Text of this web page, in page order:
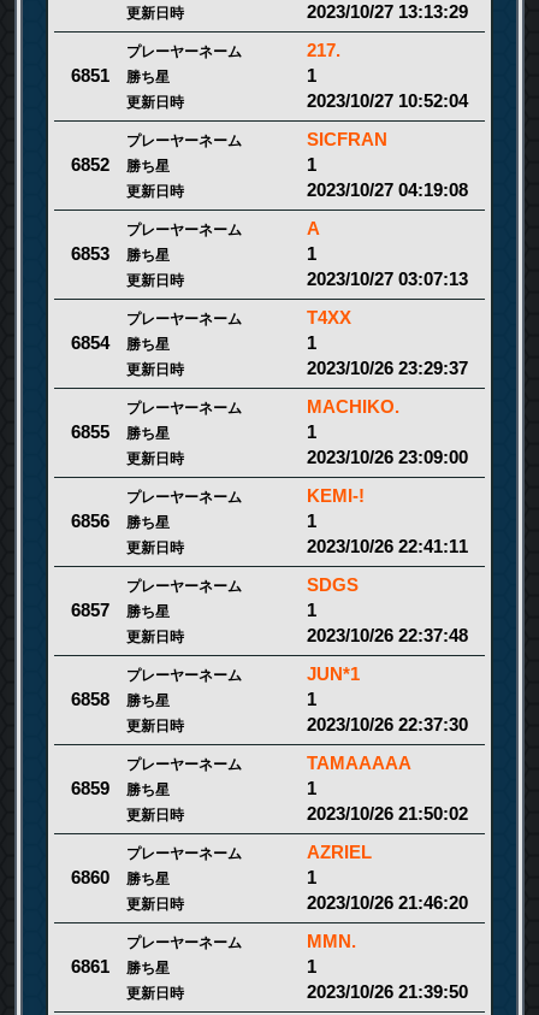
更新日時 2023/10/27 13:13:29
6851
プレーヤーネーム 217.
勝ち星 1
更新日時 2023/10/27 10:52:04
6852
プレーヤーネーム SICFRAN
勝ち星 1
更新日時 2023/10/27 04:19:08
6853
プレーヤーネーム A
勝ち星 1
更新日時 2023/10/27 03:07:13
6854
プレーヤーネーム T4XX
勝ち星 1
更新日時 2023/10/26 23:29:37
6855
プレーヤーネーム MACHIKO.
勝ち星 1
更新日時 2023/10/26 23:09:00
6856
プレーヤーネーム KEMI-!
勝ち星 1
更新日時 2023/10/26 22:41:11
6857
プレーヤーネーム SDGS
勝ち星 1
更新日時 2023/10/26 22:37:48
6858
プレーヤーネーム JUN*1
勝ち星 1
更新日時 2023/10/26 22:37:30
6859
プレーヤーネーム TAMAAAAA
勝ち星 1
更新日時 2023/10/26 21:50:02
6860
プレーヤーネーム AZRIEL
勝ち星 1
更新日時 2023/10/26 21:46:20
6861
プレーヤーネーム MMN.
勝ち星 1
更新日時 2023/10/26 21:39:50